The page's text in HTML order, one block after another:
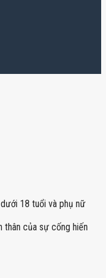
18 tuổi và phụ nữ
thân của sự cống hiến